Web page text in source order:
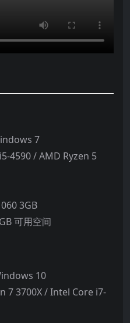
7
4590 / AMD Ryzen 5
3GB
可用空间
10
7 3700X / Intel Core i7-